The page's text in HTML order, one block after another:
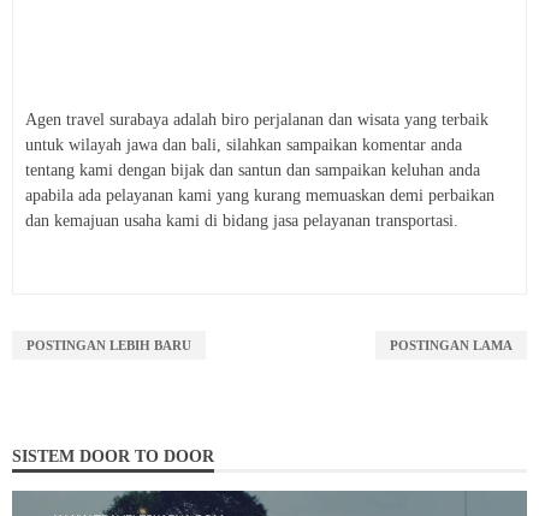
Agen travel surabaya adalah biro perjalanan dan wisata yang terbaik
untuk wilayah jawa dan bali, silahkan sampaikan komentar anda
tentang kami dengan bijak dan santun dan sampaikan keluhan anda
apabila ada pelayanan kami yang kurang memuaskan demi perbaikan
dan kemajuan usaha kami di bidang jasa pelayanan transportasi.
POSTINGAN LEBIH BARU POSTINGAN LAMA
SISTEM DOOR TO DOOR